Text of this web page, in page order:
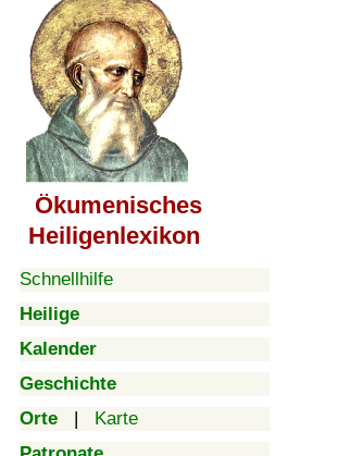
Ökumenisches
Heiligenlexikon
Schnellhilfe
Heilige
Kalender
Geschichte
Orte | Karte